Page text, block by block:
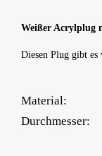
Weißer Acrylplug
Diesen Plug gibt
Material:
Durchmesser: